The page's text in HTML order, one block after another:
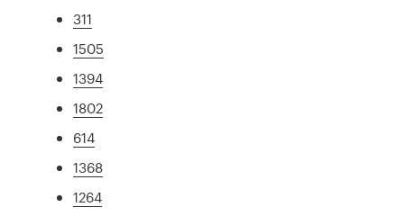
311
1505
1394
1802
614
1368
1264